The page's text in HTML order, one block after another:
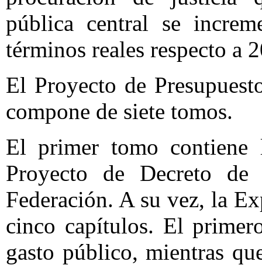
pública central se
términos reales respecto a
El Proyecto de
compone de siete tomos.
El primer tomo
Proyecto de Decreto de
Federación. A su vez, la
cinco capítulos. El
gasto público, mientras